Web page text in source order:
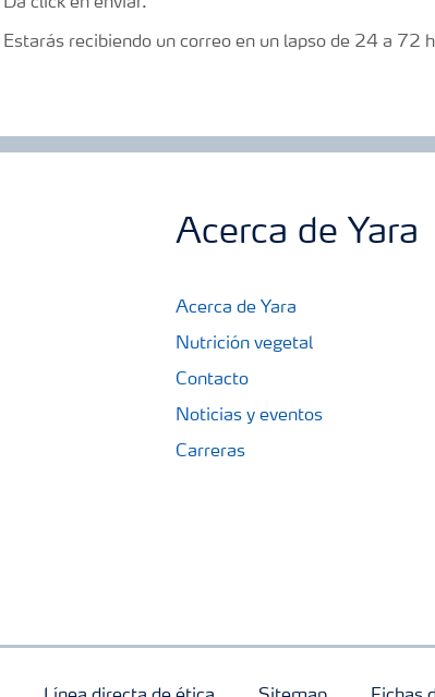
Estarás recibiendo un correo en un lapso de 24 a 72
Acerca de Yara
Acerca de Yara
Nutrición vegetal
Contacto
Noticias y eventos
Carreras